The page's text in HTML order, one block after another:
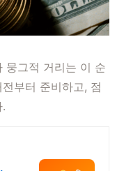
뭉그적 거리는 이 순
부터 준비하고, 점